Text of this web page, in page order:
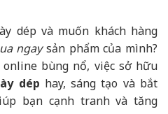
dép và muốn khách hàng
ngaysản phẩm của mình?
bùng nổ, việc sở hữu
dép hay, sáng tạo và bắt
bạn cạnh tranh và tăng